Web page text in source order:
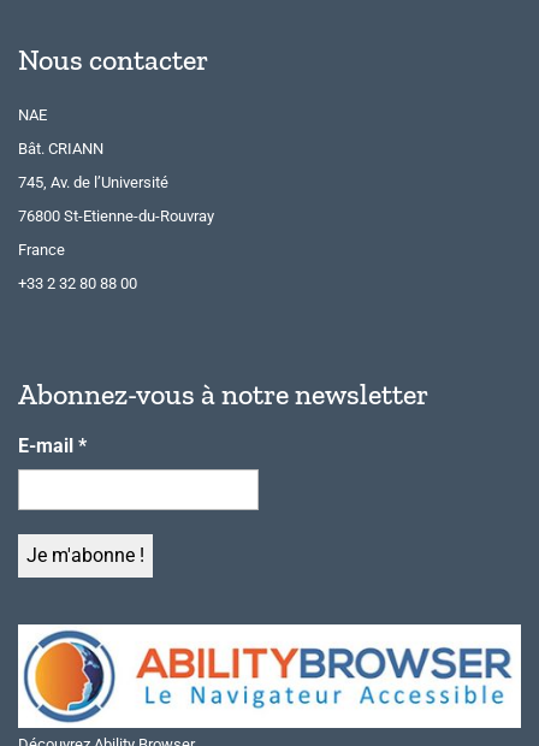
Nous contacter
NAE
Bât. CRIANN
745, Av. de l’Université
76800 St-Etienne-du-Rouvray
France
+33 2 32 80 88 00
Abonnez-vous à notre newsletter
E-mail *